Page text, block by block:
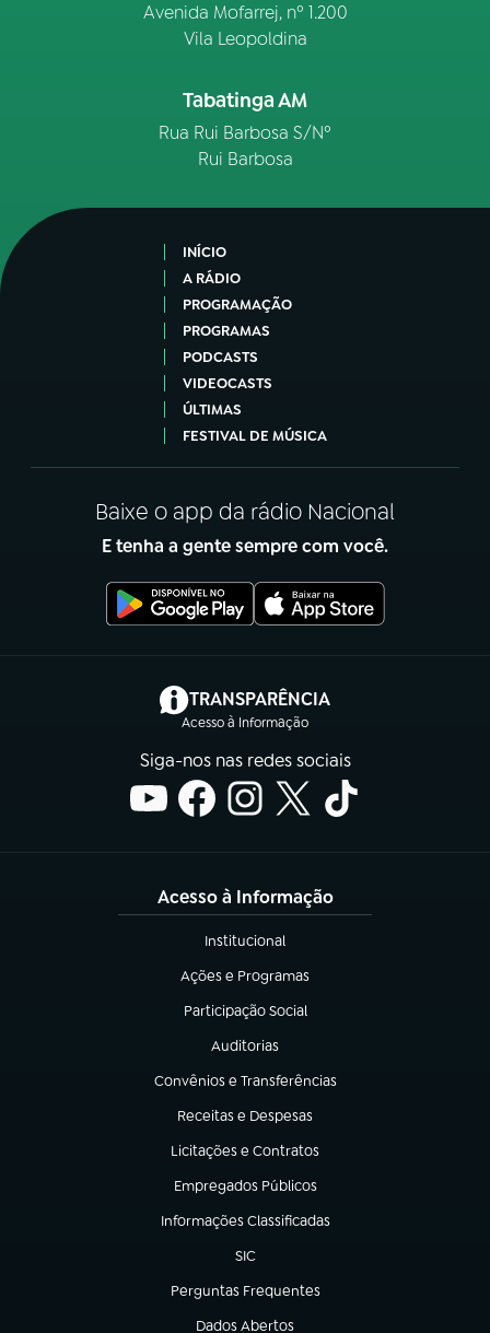
Avenida Mofarrej, nº 1.200
Vila Leopoldina
Tabatinga AM
Rua Rui Barbosa S/Nº
Rui Barbosa
INÍCIO
A RÁDIO
PROGRAMAÇÃO
PROGRAMAS
PODCASTS
VIDEOCASTS
ÚLTIMAS
FESTIVAL DE MÚSICA
Baixe o app da rádio Nacional
E tenha a gente sempre com você.
TRANSPARÊNCIA
Acesso à Informação
(abre em nova aba)
Siga-nos nas redes sociais
Acesso à Informação
Institucional
(abre em nova aba)
Ações e Programas
(abre em nova aba)
Participação Social
(abre em nova aba)
Auditorias
(abre em nova aba)
Convênios e Transferências
(abre em nova aba)
Receitas e Despesas
(abre em nova aba)
Licitações e Contratos
(abre em nova aba)
Empregados Públicos
(abre em nova aba)
Informações Classificadas
(abre em nova aba)
SIC
(abre em nova aba)
Perguntas Frequentes
(abre em nova aba)
Dados Abertos